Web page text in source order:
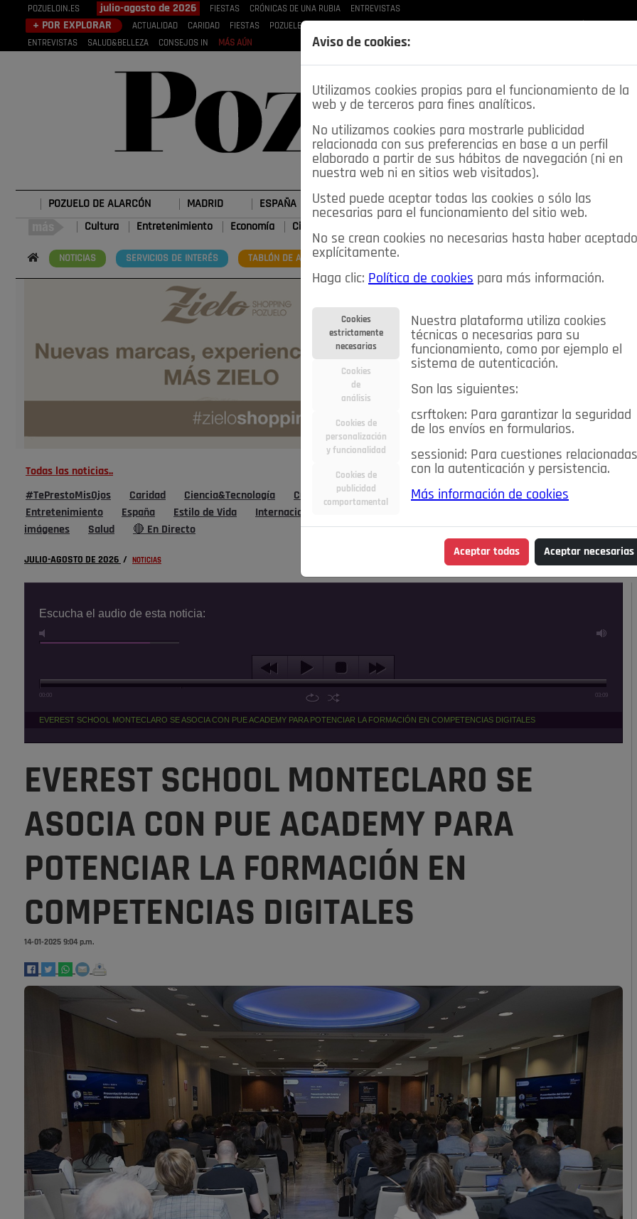
POZUELOIN.ES julio-agosto de 2026 FIESTAS CRÓNICAS DE UNA RUBIA ENTREVISTAS
+ POR EXPLORAR ACTUALIDAD CARIDAD FIESTAS POZUELEROS CRÓNICAS DE
ENTREVISTAS
SALUD&BELLEZA CONSEJOS IN MÁS AÚN
POZUELO DE ALARCÓN MADRID ESPAÑA DEPORTES OPINIÓN IN SALUD 🔴 EN DIRECTO
Cultura Entretenimiento Economía Ciencia&Tecnología
NOTICIAS SERVICIOS DE INTERÉS TABLÓN DE ANUNCIOS MIS ANUNCIOS
Todas las noticias..
#TePrestoMisOjos Caridad Ciencia&Tecnología Cultura Deportes Economía
Educación
Entretenimiento
España Estilo de Vida Internacional
imágenes
Salud 🔴 En Directo
JULIO-AGOSTO DE 2026 / NOTICIAS
Escucha el audio de esta noticia:
00:00 03:09
EVEREST SCHOOL MONTECLARO SE ASOCIA CON PUE ACADEMY PARA POTENCIAR LA FORMACIÓN EN COMPETENCIAS DIGITALES
EVEREST SCHOOL MONTECLARO SE
ASOCIA CON PUE ACADEMY PARA
POTENCIAR LA FORMACIÓN EN
COMPETENCIAS DIGITALES
14-01-2025 9:04 p.m.
Aviso de cookies:
Utilizamos cookies propias para el funcionamiento de la
web y de terceros para fines analíticos.
No utilizamos cookies para mostrarle publicidad
relacionada con sus preferencias en base a un perfil
elaborado a partir de sus hábitos de navegación (ni en
nuestra web ni en sitios web visitados).
Usted puede aceptar todas las cookies o sólo las
necesarias para el funcionamiento del sitio web.
No se crean cookies no necesarias hasta haber aceptado
explícitamente.
Haga clic: Política de cookies para más información.
Cookies
estrictamente
necesarias
Cookies
de
análisis
Cookies de
personalización
y funcionalidad
Cookies de
publicidad
comportamental
Nuestra plataforma utiliza cookies
técnicas o necesarias para su
funcionamiento, como por ejemplo el
sistema de autenticación.
Son las siguientes:
csrftoken: Para garantizar la seguridad
de los envíos en formularios.
sessionid: Para cuestiones relacionadas
con la autenticación y persistencia.
Más información de cookies
Aceptar todas Aceptar necesarias